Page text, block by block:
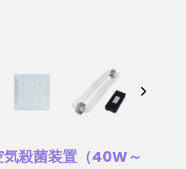
殺菌装置（40W～